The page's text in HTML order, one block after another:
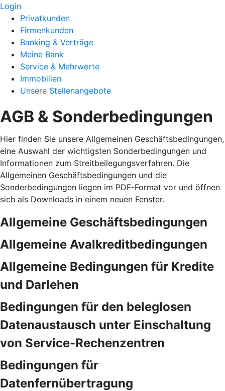
Login
Privatkunden
Firmenkunden
Banking & Verträge
Meine Bank
Service & Mehrwerte
Immobilien
Unsere Stellenangebote
AGB & Sonderbedingungen
Hier finden Sie unsere Allgemeinen Geschäftsbedingungen,
eine Auswahl der wichtigsten Sonderbedingungen und
Informationen zum Streitbeilegungsverfahren. Die
Allgemeinen Geschäftsbedingungen und die
Sonderbedingungen liegen im PDF-Format vor und öffnen
sich als Downloads in einem neuen Fenster.
Allgemeine Geschäftsbedingungen
Allgemeine Avalkreditbedingungen
Allgemeine Bedingungen für Kredite
und Darlehen
Bedingungen für den beleglosen
Datenaustausch unter Einschaltung
von Service-Rechenzentren
Bedingungen für
Datenfernübertragung